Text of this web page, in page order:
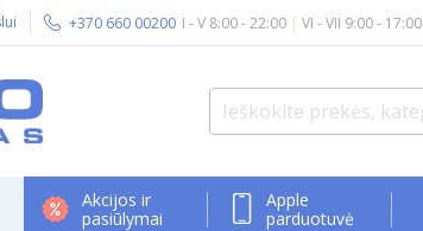
+370 660 00200 I - V 8:00 - 22:00 | VI - VII 9:00 - 17:00
Akcijos ir
pasiūlymai
Apple
parduotuvė